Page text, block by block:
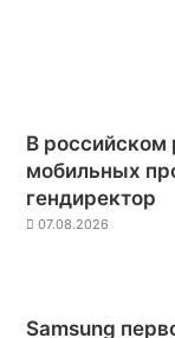
В российском
мобильных
гендиректор
07.08.2026
Samsung